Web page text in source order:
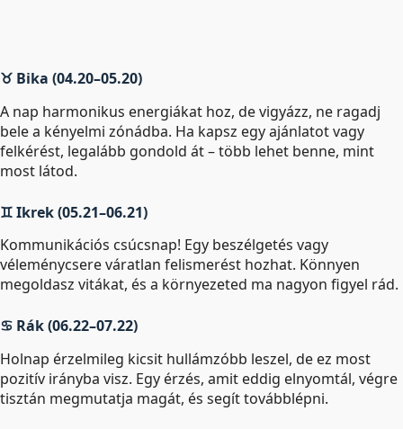
♉ Bika (04.20–05.20)
A nap harmonikus energiákat hoz, de vigyázz, ne ragadj
bele a kényelmi zónádba. Ha kapsz egy ajánlatot vagy
felkérést, legalább gondold át – több lehet benne, mint
most látod.
♊ Ikrek (05.21–06.21)
Kommunikációs csúcsnap! Egy beszélgetés vagy
véleménycsere váratlan felismerést hozhat. Könnyen
megoldasz vitákat, és a környezeted ma nagyon figyel rád.
♋ Rák (06.22–07.22)
Holnap érzelmileg kicsit hullámzóbb leszel, de ez most
pozitív irányba visz. Egy érzés, amit eddig elnyomtál, végre
tisztán megmutatja magát, és segít továbblépni.